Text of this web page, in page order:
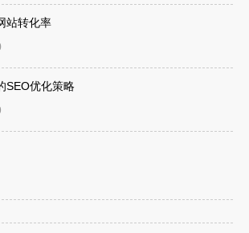
站转化率
SEO优化策略